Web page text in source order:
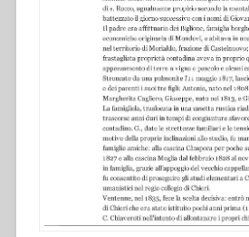
150
anni
di
Educazione””